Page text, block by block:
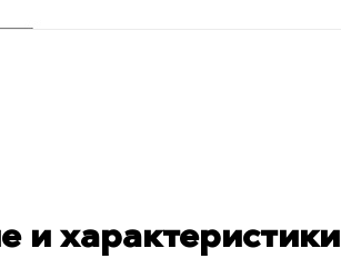
и характеристики